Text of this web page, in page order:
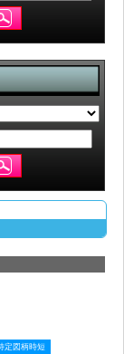
定図柄時短